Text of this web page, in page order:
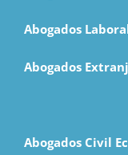
Abogados
Abogados
Abogados Civil